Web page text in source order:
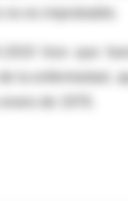
hizo que
la enfermedad,